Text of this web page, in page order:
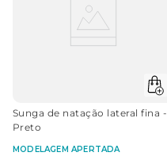
Sunga de natação lateral fina -
Preto
MODELAGEM APERTADA